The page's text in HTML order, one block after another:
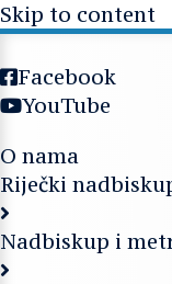
Skip to content
Facebook
YouTube
O nama
Riječki
Nadbiskup i